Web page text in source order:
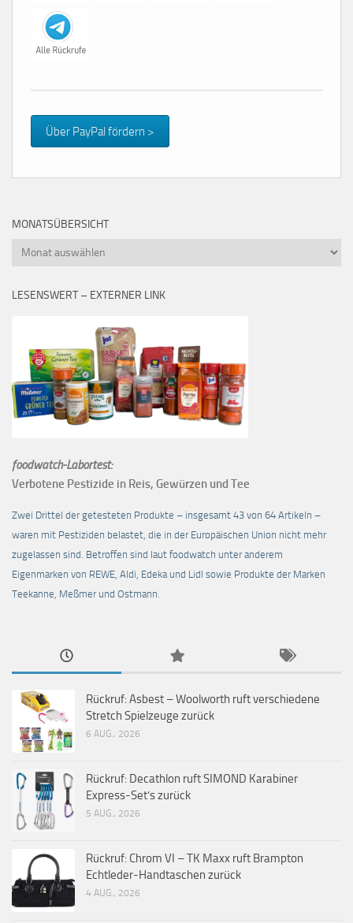
Über PayPal fördern >
MONATSÜBERSICHT
Monatsübersicht
LESENSWERT – EXTERNER LINK
foodwatch-Labortest:
Verbotene Pestizide in Reis, Gewürzen und Tee
Zwei Drittel der getesteten Produkte – insgesamt 43 von 64 Artikeln –
waren mit Pestiziden belastet, die in der Europäischen Union nicht mehr
zugelassen sind. Betroffen sind laut foodwatch unter anderem
Eigenmarken von REWE, Aldi, Edeka und Lidl sowie Produkte der Marken
Teekanne, Meßmer und Ostmann.
Rückruf: Asbest – Woolworth ruft verschiedene
Stretch Spielzeuge zurück
6 AUG., 2026
Rückruf: Decathlon ruft SIMOND Karabiner
Express-Set’s zurück
5 AUG., 2026
Rückruf: Chrom VI – TK Maxx ruft Brampton
Echtleder-Handtaschen zurück
4 AUG., 2026